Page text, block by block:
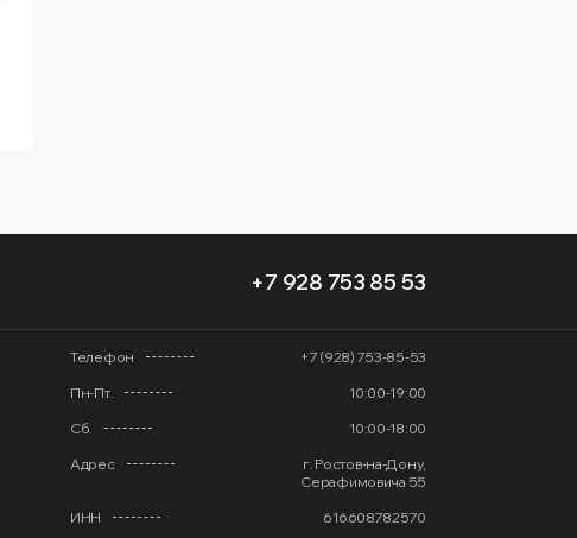
+7 928 753 85 53
Телефон
+7 (928) 753-85-53
Пн-Пт.
10:00-19:00
Сб.
10:00-18:00
Адрес
г. Ростов-на-Дону,
Серафимовича 55
ИНН
616608782570